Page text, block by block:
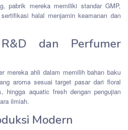
pabrik mereka memiliki standar GMP,
halal menjamin keamanan dan
dan Perfumer
mereka ahli dalam memilih bahan baku
aroma sesuai target pasar dari floral
hingga aquatic fresh dengan pengujian
ilmiah.
Modern